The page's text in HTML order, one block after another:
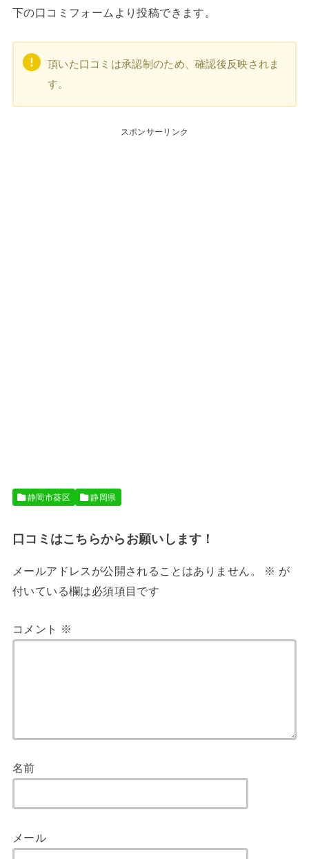
下の口コミフォームより投稿できます。
頂いた口コミは承認制のため、確認後反映されま
す。
スポンサーリンク
静岡市葵区 静岡県
口コミはこちらからお願いします！
メールアドレスが公開されることはありません。 ※ が
付いている欄は必須項目です
コメント ※
名前
メール